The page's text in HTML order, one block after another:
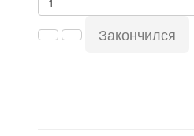
Закончился